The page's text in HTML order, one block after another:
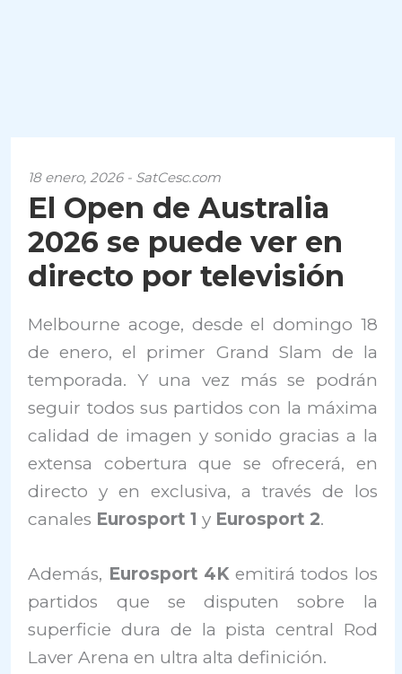
18 enero, 2026 - SatCesc.com
El Open de Australia
2026 se puede ver en
directo por televisión
Melbourne acoge, desde el domingo 18
de enero, el primer Grand Slam de la
temporada. Y una vez más se podrán
seguir todos sus partidos con la máxima
calidad de imagen y sonido gracias a la
extensa cobertura que se ofrecerá, en
directo y en exclusiva, a través de los
canales Eurosport 1 y Eurosport 2.
Además, Eurosport 4Kemitirá todos los
partidos que se disputen sobre la
superficie dura de la pista central Rod
Laver Arena en ultra alta definición.